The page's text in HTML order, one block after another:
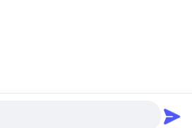
een offerte aan